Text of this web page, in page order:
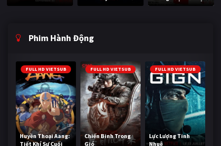
Phim Hành Động
FULL HD VIETSUB
Huyền Thoại Aang:
Tiết Khí Sư Cuối
FULL HD VIETSUB
Chiến Binh Trong
Gió
FULL HD VIETSUB
Lực Lượng Tinh
Nhuệ